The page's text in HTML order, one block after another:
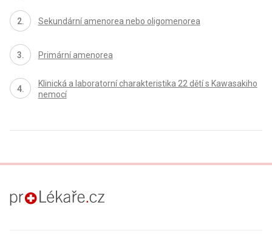
Sekundární amenorea nebo oligomenorea
Primární amenorea
Klinická a laboratorní charakteristika 22 dětí s Kawasakiho
nemocí
proLékaře.cz